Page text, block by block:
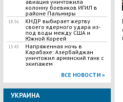
авиация уничтожила
колонну боевиков ИГИЛ в
районе Пальмиры
18:56
КНДР выбирает жертву
своего ядерного удара из-
под воды между США и
Южной Кореей
13:45
Напряженная ночь в
Карабахе: Азербайджан
уничтожил армянский танк с
экипажем
ВСЕ НОВОСТИ »
УКРАИНА